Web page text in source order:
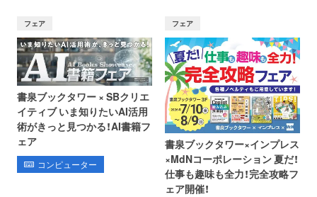
フェア
書泉ブックタワー × SBクリエ
イティブ いま知りたいAI活用
術がきっと見つかる！AI書籍フ
ェア
コンピューター
フェア
書泉ブックタワー×インプレス
×MdNコーポレーション 夏だ！
仕事も趣味も全力！完全攻略フ
ェア開催！